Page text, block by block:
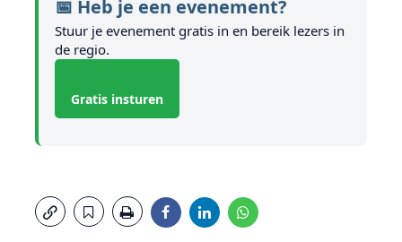
📅 Heb je een evenement?
Stuur je evenement gratis in en bereik lezers in
de regio.
Gratis insturen